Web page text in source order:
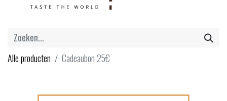
Alle producten Cadeaubon 25€